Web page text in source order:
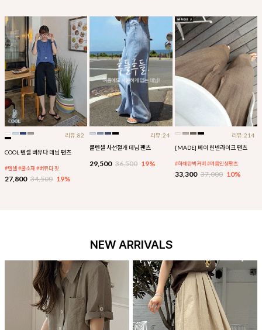
리뷰:82
COOL 텐셀 버뮤다 데님 팬츠
#텐셀 #쿨소재 #버뮤다 핏
27,800 34,500 19%
리뷰:24
쿨텐셀 사선절개 데님 팬츠
29,500 36,500 19%
리뷰:214
[MADE] 베이 린넨라이크 팬츠
#하체완벽커버 #여름인생팬츠
33,300 37,000 10%
NEW ARRIVALS